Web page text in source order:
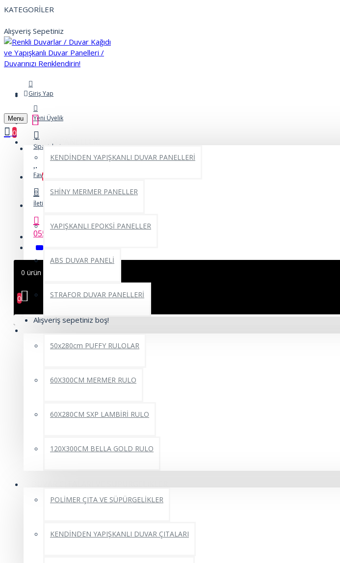
KATEGORİLER
Alışveriş Sepetiniz
Giriş Yap
Yeni Üyelik
Siparişlerim
Favorilerim
0
İletişim
0552 662 22 69
0 ürün - 0,00TL
0
Alışveriş sepetiniz boş!
DUVAR PANELLERİ
KENDİNDEN YAPIŞKANLI DUVAR PANELLERİ
SHİNY MERMER PANELLER
YAPIŞKANLI EPOKSİ PANELLER
ABS DUVAR PANELİ
STRAFOR DUVAR PANELLERİ
50x280cm PUFFY RULOLAR
60X300CM MERMER RULO
60X280CM SXP LAMBİRİ RULO
120X300CM BELLA GOLD RULO
POLİMER ÇITA VE SÜPÜRGELİKLER
KENDİNDEN YAPIŞKANLI DUVAR ÇITALARI
Menu
0